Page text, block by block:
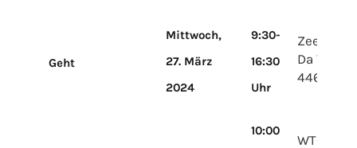
Geht
Mittwoch,
27. März
2024
9:30-
16:30
Uhr
Da
4462 GX
10:00
WTC-